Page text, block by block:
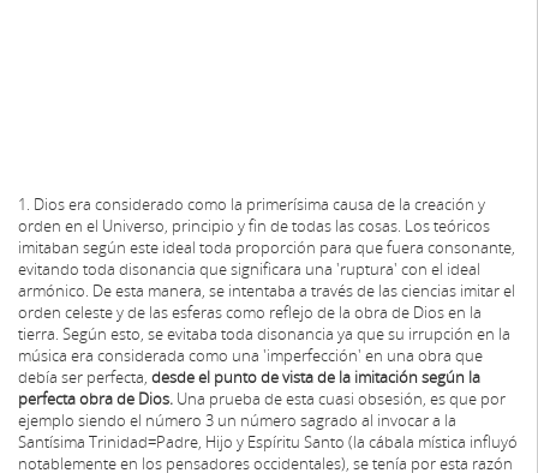
1. Dios era considerado como la primerísima causa de la creación y
orden en el Universo, principio y fin de todas las cosas. Los teóricos
imitaban según este ideal toda proporción para que fuera consonante,
evitando toda disonancia que significara una 'ruptura' con el ideal
armónico. De esta manera, se intentaba a través de las ciencias imitar el
orden celeste y de las esferas como reflejo de la obra de Dios en la
tierra. Según esto, se evitaba toda disonancia ya que su irrupción en la
música era considerada como una 'imperfección' en una obra que
debía ser perfecta, desde el punto de vista de la imitación según la
perfecta obra de Dios. Una prueba de esta cuasi obsesión, es que por
ejemplo siendo el número 3 un número sagrado al invocar a la
Santísima Trinidad=Padre, Hijo y Espíritu Santo (la cábala mística influyó
notablemente en los pensadores occidentales), se tenía por esta razón